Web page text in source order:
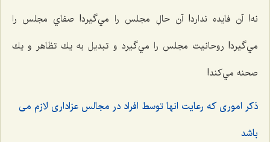
نه! آن فايده ندارد! آن حالِ مجلس را مي‌گيرد! صفاي مجلس را
مي‌گيرد! روحانيت مجلس را مي‌گيرد و تبديل به يك تظاهر و يك
صحنه مي‌كند!
ذكر امورى كه رعايت انها توسط افراد در مجالس عزادارى لازم مى
باشد